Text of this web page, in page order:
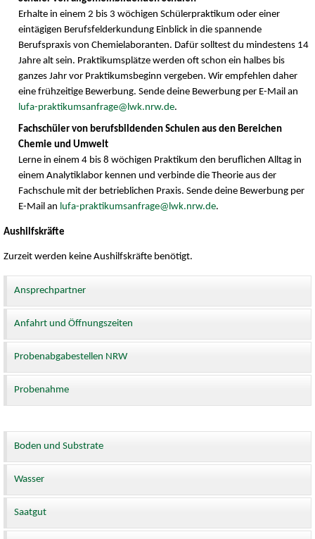
Erhalte in einem 2 bis 3 wöchigen Schülerpraktikum oder einer
eintägigen Berufsfelderkundung Einblick in die spannende
Berufspraxis von Chemielaboranten. Dafür solltest du mindestens 14
Jahre alt sein. Praktikumsplätze werden oft schon ein halbes bis
ganzes Jahr vor Praktikumsbeginn vergeben. Wir empfehlen daher
eine frühzeitige Bewerbung. Sende deine Bewerbung per E-Mail an
lufa-praktikumsanfrage@lwk.nrw.de.
Fachschüler von berufsbildenden Schulen aus den Bereichen
Chemie und Umwelt
Lerne in einem 4 bis 8 wöchigen Praktikum den beruflichen Alltag in
einem Analytiklabor kennen und verbinde die Theorie aus der
Fachschule mit der betrieblichen Praxis. Sende deine Bewerbung per
E-Mail an lufa-praktikumsanfrage@lwk.nrw.de.
Aushilfskräfte
Zurzeit werden keine Aushilfskräfte benötigt.
Ansprechpartner
Anfahrt und Öffnungszeiten
Probenabgabestellen NRW
Probenahme
Boden und Substrate
Wasser
Saatgut